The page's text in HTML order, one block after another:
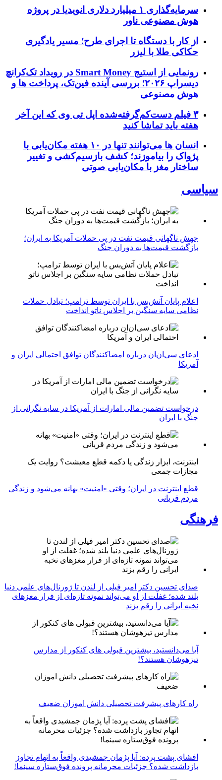
سرمایه‌گذاری ۱ میلیارد دلاری انویدیا در پروژه
هوش مصنوعی ناور
از کار با دستگاه تا اجرای طرح؛ مسیر یادگیری
حکاکی طلا با لیزر
رونمایی از استیج Smart Money در رویداد تک‌کرانچ
دیسراپ ۲۰۲۶؛ بررسی آینده فین‌تک، پرداخت‌ ها و
هوش مصنوعی
۳ فیلم دست‌کم‌گرفته‌شده اپل تی وی که این آخر
هفته باید تماشا کنید
انسان‌ ها می‌توانند تنها در ۱۰ هفته مکان‌یابی با
پژواک را بیاموزند؛ کشف بازسیم‌کشی و تغییر
ساختار مغز با مکان‌یابی صوتی
سیاسی
جهش ناگهانی قیمت نفت در پی حملات آمریکا به ایران؛
بازگشت قیمت‌ها به دوران جنگ
اعلام پایان آتش‌بس با ایران توسط ترامپ؛ تبادل حملات
نظامی سایه سنگین بر اجلاس ناتو انداخت
ادعای سی‌ان‌ان درباره امضاکنندگان توافق احتمالی ایران و
آمریکا
درخواست تضمین مالی امارات از آمریکا در سایه نگرانی از
جنگ با ایران
اینترنت، ابزار زندگی یا دکمه قطع معیشت؟ روایت یک
مجازات جمعی
قطع اینترنت در ایران؛ وقتی «امنیت» بهانه می‌شود و زندگی
مردم قربانی
فرهنگی
صدای تحسین دکتر امیر فیلی از لندن تا ژورنال‌های علمی دنیا
بلند شده؛ غفلت از او می‌تواند نمونه تازه‌ای از فرار مغزهای
نخبه ایرانی را رقم بزند
آیا می‌دانستید، بیشترین قبولی های کنکور از مدارس
تیزهوشان هستند؟!
راه کارهای پیشرفت تحصیلی دانش اموزان ضعیف
افشای پشت پرده: آیا پژمان جمشیدی واقعاً به اتهام تجاوز
بازداشت شده؟ جزئیات محرمانه پرونده فوق‌ستاره سینما!